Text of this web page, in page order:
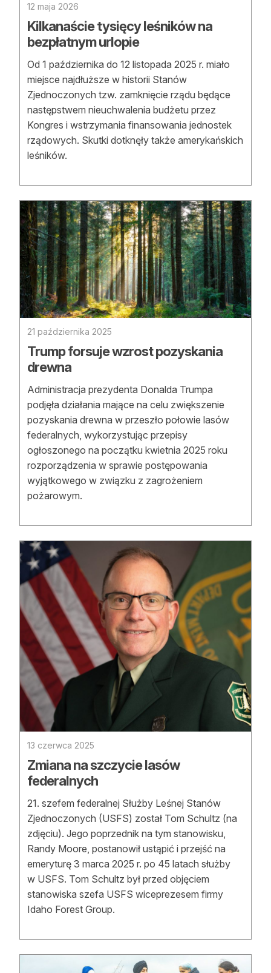
Strefa eksperta
Auto do lasu
Dla drwala
Leśnik na zakupach
Z zagranicy
Edukacja
O nas
100 lat „Lasu Polskiego”
Prenumerata
Reklama
Zostań autorem
Archiwum
Kontakt
12 maja 2026
Kilkanaście tysięcy leśników na
bezpłatnym urlopie
Od 1 października do 12 listopada 2025 r. miało
miejsce najdłuższe w historii Stanów
Zjednoczonych tzw. zamknięcie rządu będące
następstwem nieuchwalenia budżetu przez
Kongres i wstrzymania finansowania jednostek
rządowych. Skutki dotknęły także amerykańskich
leśników.
21 października 2025
Trump forsuje wzrost pozyskania
drewna
Administracja prezydenta Donalda Trumpa
podjęła działania mające na celu zwiększenie
pozyskania drewna w przeszło połowie lasów
federalnych, wykorzystując przepisy
ogłoszonego na początku kwietnia 2025 roku
rozporządzenia w sprawie postępowania
wyjątkowego w związku z zagrożeniem
pożarowym.
13 czerwca 2025
Zmiana na szczycie lasów
federalnych
21. szefem federalnej Służby Leśnej Stanów
Zjednoczonych (USFS) został Tom Schultz (na
zdjęciu). Jego poprzednik na tym stanowisku,
Randy Moore, postanowił ustąpić i przejść na
emeryturę 3 marca 2025 r. po 45 latach służby
w USFS. Tom Schultz był przed objęciem
stanowiska szefa USFS wiceprezesem firmy
Idaho Forest Group.